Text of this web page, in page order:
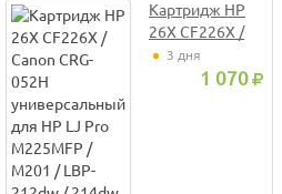
Картридж HP
26X CF226X /
Canon CRG-
3 дня
1 070